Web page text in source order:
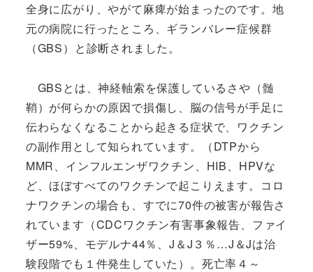
全身に広がり、やがて麻痺が始まったのです。地
元の病院に行ったところ、ギランバレー症候群
（GBS）と診断されました。
GBSとは、神経軸索を保護しているさや（髄
鞘）が何らかの原因で損傷し、脳の信号が手足に
伝わらなくなることから起きる症状で、ワクチン
の副作用として知られています。（DTPから
MMR、インフルエンザワクチン、HIB、HPVな
ど、ほぼすべてのワクチンで起こりえます。コロ
ナワクチンの場合も、すでに70件の被害が報告さ
れています（CDCワクチン有害事象報告、ファイ
ザー59%、モデルナ44％、J＆J３％…J＆Jは治
験段階でも１件発生していた）。死亡率４～